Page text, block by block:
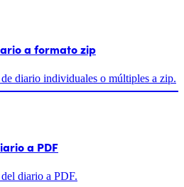
a formato zip
de diario individuales o múltiples a zip.
a PDF
del diario a PDF.